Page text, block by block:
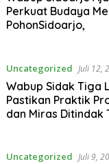
Perkuat Budaya
PohonSidoarjo,
Uncategorized Juli 12,
Wabup Sidak Tiga
Pastikan Praktik
dan Miras Ditindak
Uncategorized Juli 9,